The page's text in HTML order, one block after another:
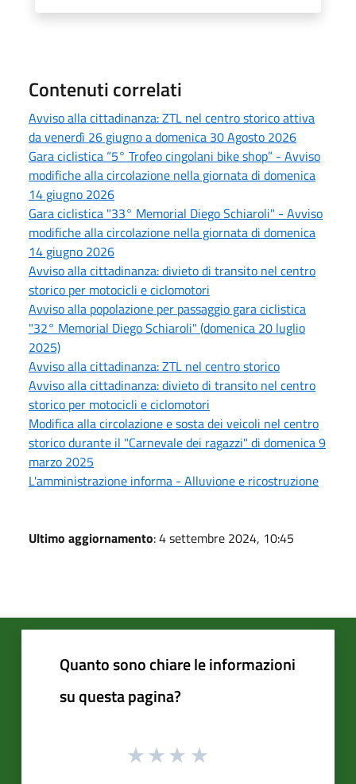
Contenuti correlati
Avviso alla cittadinanza: ZTL nel centro storico attiva
da venerdì 26 giugno a domenica 30 Agosto 2026
Gara ciclistica “5° Trofeo cingolani bike shop” - Avviso
modifiche alla circolazione nella giornata di domenica
14 giugno 2026
Gara ciclistica "33° Memorial Diego Schiaroli" - Avviso
modifiche alla circolazione nella giornata di domenica
14 giugno 2026
Avviso alla cittadinanza: divieto di transito nel centro
storico per motocicli e ciclomotori
Avviso alla popolazione per passaggio gara ciclistica
"32° Memorial Diego Schiaroli" (domenica 20 luglio
2025)
Avviso alla cittadinanza: ZTL nel centro storico
Avviso alla cittadinanza: divieto di transito nel centro
storico per motocicli e ciclomotori
Modifica alla circolazione e sosta dei veicoli nel centro
storico durante il "Carnevale dei ragazzi" di domenica 9
marzo 2025
L'amministrazione informa - Alluvione e ricostruzione
Ultimo aggiornamento: 4 settembre 2024, 10:45
Quanto sono chiare le informazioni
su questa pagina?